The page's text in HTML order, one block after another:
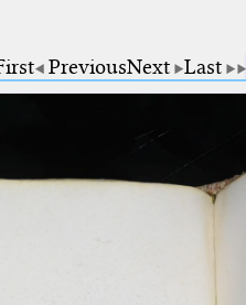
PreviousNext Last